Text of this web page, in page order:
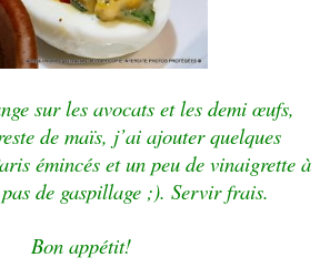
sur les avocats et les demi œufs,
de maïs, j’ai ajouter quelques
émincés et un peu de vinaigrette à
de gaspillage ;). Servir frais.
Bon appétit!